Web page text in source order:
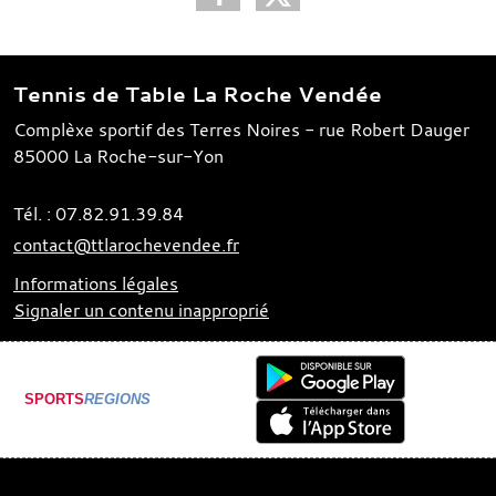
Tennis de Table La Roche Vendée
Complèxe sportif des Terres Noires - rue Robert Dauger
85000 La Roche-sur-Yon
Tél. : 07.82.91.39.84
contact@ttlarochevendee.fr
Informations légales
Signaler un contenu inapproprié
SPORTSREGIONS